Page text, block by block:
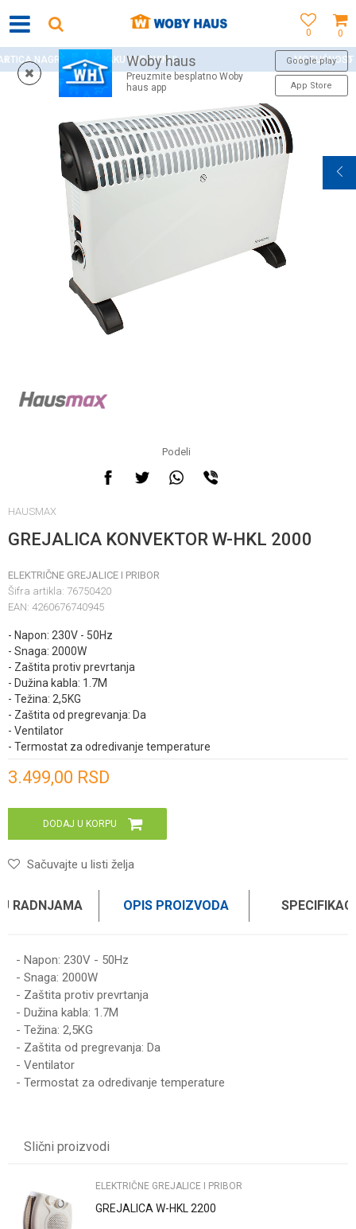
0
0
Woby haus
Preuzmite besplatno Woby
haus app
Google play
App Store
KUPOVINU! MOGUĆNOST BESPLATNE ISPORUKE
Podeli
HAUSMAX
GREJALICA KONVEKTOR W-HKL 2000
ELEKTRIČNE GREJALICE I PRIBOR
Šifra artikla: 76750420
EAN: 4260676740945
- Napon: 230V - 50Hz
- Snaga: 2000W
- Zaštita protiv prevrtanja
- Dužina kabla: 1.7M
- Težina: 2,5KG
- Zaštita od pregrevanja: Da
- Ventilator
- Termostat za odredivanje temperature
3.499,00 RSD
DODAJ U KORPU
Sačuvajte u listi želja
RADNJAMA OPIS PROIZVODA
- Napon: 230V - 50Hz
- Snaga: 2000W
- Zaštita protiv prevrtanja
- Dužina kabla: 1.7M
- Težina: 2,5KG
- Zaštita od pregrevanja: Da
- Ventilator
- Termostat za odredivanje temperature
Težina specifikacija
HAUSMAX
Poruka
Slični proizvodi
ELEKTRIČNE GREJALICE I PRIBOR
GREJALICA W-HKL 2200